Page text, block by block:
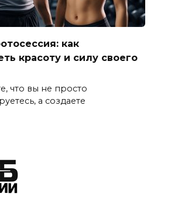
как
красоту и силу своего
что вы не просто
а создаете